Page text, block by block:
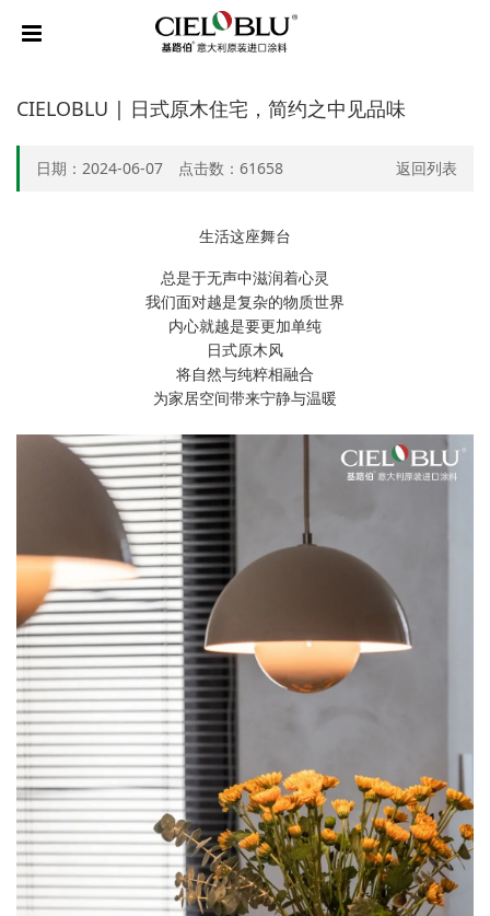
CIELOBLU | 日式原木住宅，简约之中见品味
日期：2024-06-07 点击数： 61658 返回列表
生活这座舞台
总是于无声中滋润着心灵
我们面对越是复杂的物质世界
内心就越是要更加单纯
日式原木风
将自然与纯粹相融合
为家居空间带来宁静与温暖